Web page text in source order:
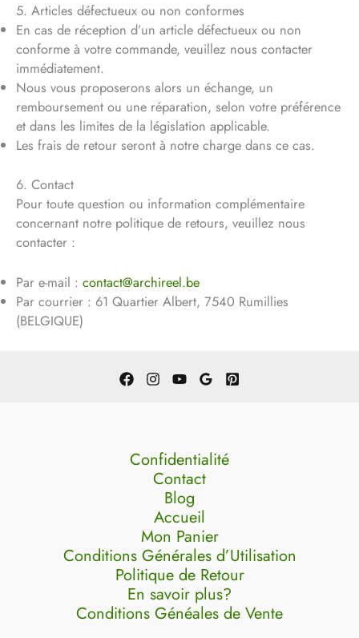
5. Articles défectueux ou non conformes
En cas de réception d’un article défectueux ou non
conforme à votre commande, veuillez nous contacter
immédiatement.
Nous vous proposerons alors un échange, un
remboursement ou une réparation, selon votre préférence
et dans les limites de la législation applicable.
Les frais de retour seront à notre charge dans ce cas.
6. Contact
Pour toute question ou information complémentaire
concernant notre politique de retours, veuillez nous
contacter :
Par e-mail : contact@archireel.be
Par courrier : 61 Quartier Albert, 7540 Rumillies
(BELGIQUE)
Confidentialité
Contact
Blog
Accueil
Mon Panier
Conditions Générales d’Utilisation
Politique de Retour
En savoir plus?
Conditions Généales de Vente